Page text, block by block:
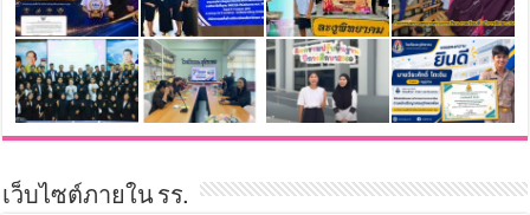
เว็บไซต์ภายใน รร.